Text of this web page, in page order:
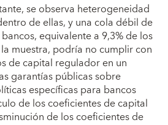
se observa heterogeneidad
de ellas, y una cola débil de
equivalente a 9,3% de los
muestra, podría no cumplir con
de capital regulador en un
garantías públicas sobre
específicas para bancos
de los coeficientes de capital
de los coeficientes de